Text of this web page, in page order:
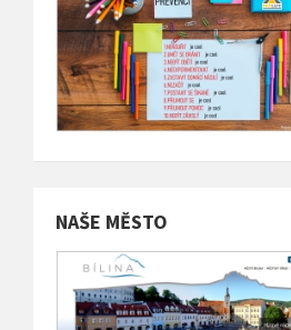
NAŠE MĚSTO